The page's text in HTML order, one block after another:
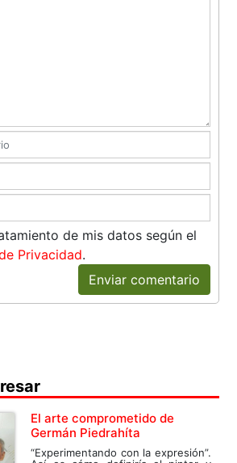
de mis datos según el
Privacidad.
Enviar comentario
El arte comprometido de
Germán Piedrahíta
“Experimentando con la expresión”.